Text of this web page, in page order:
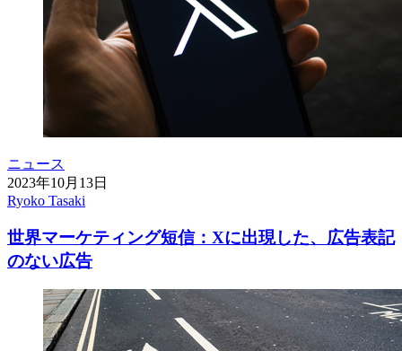
ニュース
2023年10月13日
Ryoko Tasaki
世界マーケティング短信：Xに出現した、広告表記
のない広告